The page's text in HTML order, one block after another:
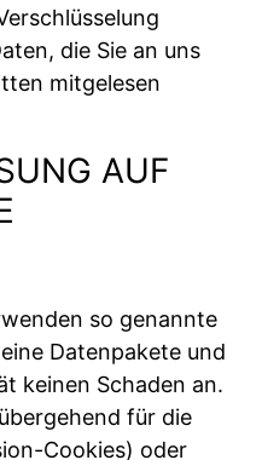
die Sie an uns
mitgelesen
AUF
so genannte
Datenpakete und
keinen Schaden an.
für die
Cookies) oder